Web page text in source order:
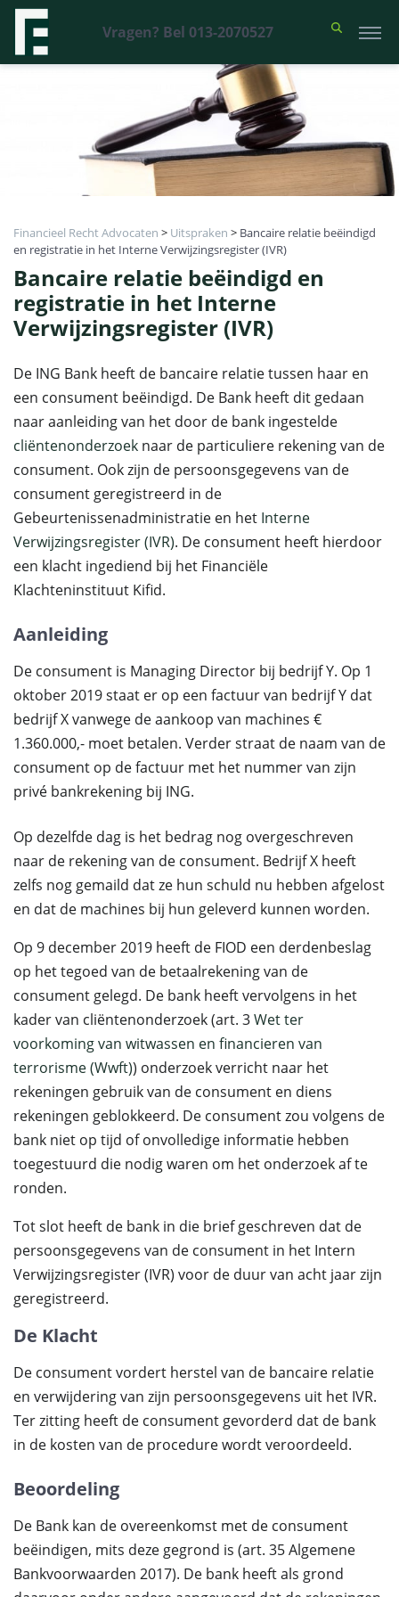
Vragen? Bel 013-2070527
Financieel Recht Advocaten > Uitspraken > Bancaire relatie beëindigd
en registratie in het Interne Verwijzingsregister (IVR)
Bancaire relatie beëindigd en
registratie in het Interne
Verwijzingsregister (IVR)
De ING Bank heeft de bancaire relatie tussen haar en
een consument beëindigd. De Bank heeft dit gedaan
naar aanleiding van het door de bank ingestelde
cliëntenonderzoek naar de particuliere rekening van de
consument. Ook zijn de persoonsgegevens van de
consument geregistreerd in de
Gebeurtenissenadministratie en het Interne
Verwijzingsregister (IVR). De consument heeft hierdoor
een klacht ingediend bij het Financiële
Klachteninstituut Kifid.
Aanleiding
De consument is Managing Director bij bedrijf Y. Op 1
oktober 2019 staat er op een factuur van bedrijf Y dat
bedrijf X vanwege de aankoop van machines €
1.360.000,- moet betalen. Verder straat de naam van de
consument op de factuur met het nummer van zijn
privé bankrekening bij ING.
Op dezelfde dag is het bedrag nog overgeschreven
naar de rekening van de consument. Bedrijf X heeft
zelfs nog gemaild dat ze hun schuld nu hebben afgelost
en dat de machines bij hun geleverd kunnen worden.
Op 9 december 2019 heeft de FIOD een derdenbeslag
op het tegoed van de betaalrekening van de
consument gelegd. De bank heeft vervolgens in het
kader van cliëntenonderzoek (art. 3Wet ter
voorkoming van witwassen en financieren van
terrorisme (Wwft)) onderzoek verricht naar het
rekeningen gebruik van de consument en diens
rekeningen geblokkeerd. De consument zou volgens de
bank niet op tijd of onvolledige informatie hebben
toegestuurd die nodig waren om het onderzoek af te
ronden.
Tot slot heeft de bank in die brief geschreven dat de
persoonsgegevens van de consument in het Intern
Verwijzingsregister (IVR) voor de duur van acht jaar zijn
geregistreerd.
De Klacht
De consument vordert herstel van de bancaire relatie
en verwijdering van zijn persoonsgegevens uit het IVR.
Ter zitting heeft de consument gevorderd dat de bank
in de kosten van de procedure wordt veroordeeld.
Beoordeling
De Bank kan de overeenkomst met de consument
beëindigen, mits deze gegrond is (art. 35 Algemene
Bankvoorwaarden 2017). De bank heeft als grond